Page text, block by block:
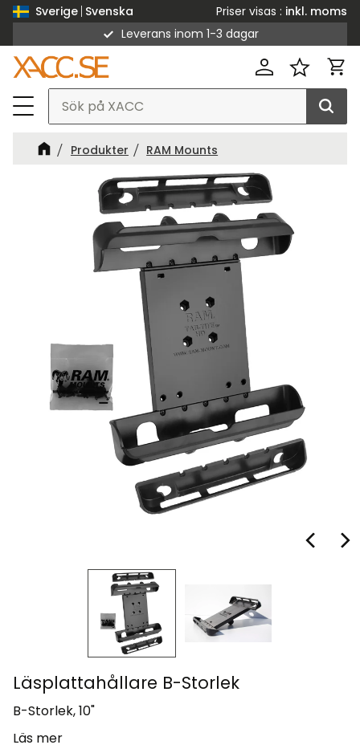
Sverige Svenska Priser visas
inkl. moms
Leverans inom 1-3 dagar
Produkter RAM Mounts
Läsplattahållare B-Storlek
B-Storlek, 10"
Läs mer